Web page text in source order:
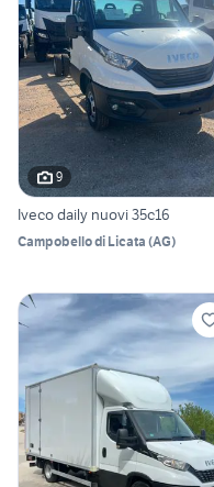
9
Iveco daily nuovi 35c16
Campobello di Licata (AG)